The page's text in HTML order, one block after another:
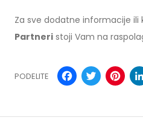
Za sve dodatne informacije ili
Partneri stoji Vam na
PODELITE